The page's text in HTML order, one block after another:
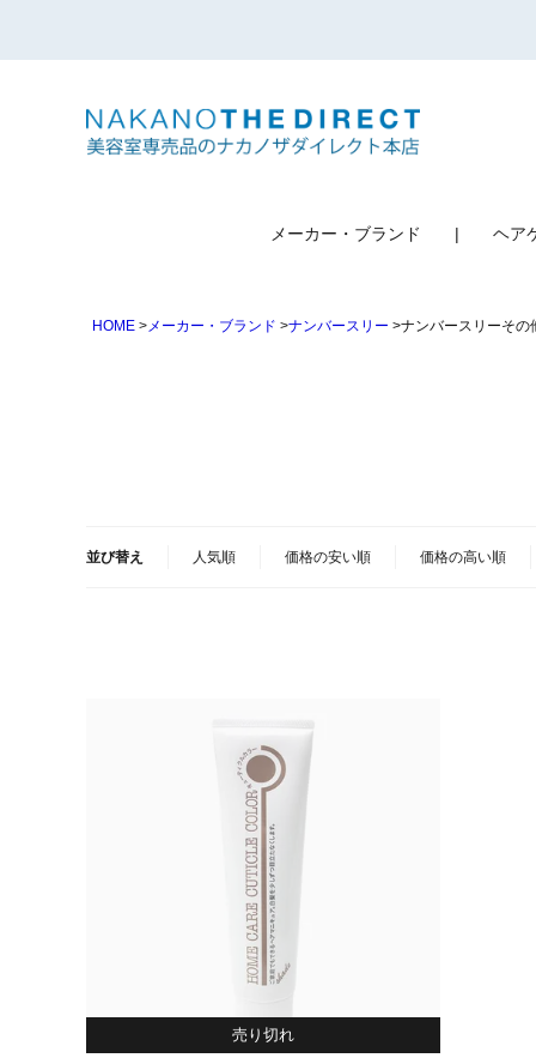
メーカー・ブランド ヘア
HOME メーカー・ブランド ナンバースリー ナンバースリーその
並び替え 人気順 価格の安い順 価格の高い順
売り切れ